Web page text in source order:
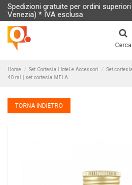
Spedizioni gratuite per ordini
Venezia) * IVA esclusa
Cerca
Home Set Cortesia Hotel e Accessori Set
40 ml | set cortesia MELA
TORNA INDIETRO